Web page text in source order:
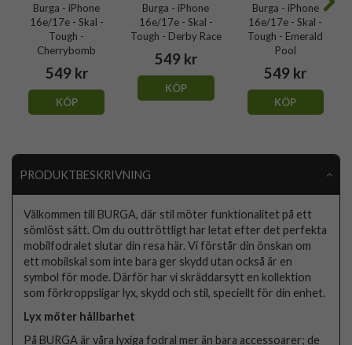
Burga - iPhone
16e/17e - Skal -
Tough -
Cherrybomb
549 kr
KÖP
Burga - iPhone
16e/17e - Skal -
Tough - Derby Race
549 kr
KÖP
Burga - iPhone
16e/17e - Skal -
Tough - Emerald
Pool
549 kr
KÖP
PRODUKTBESKRIVNING
Välkommen till BURGA, där stil möter funktionalitet på ett
sömlöst sätt. Om du outtröttligt har letat efter det perfekta
mobilfodralet slutar din resa här. Vi förstår din önskan om
ett mobilskal som inte bara ger skydd utan också är en
symbol för mode. Därför har vi skräddarsytt en kollektion
som förkroppsligar lyx, skydd och stil, speciellt för din enhet.
Lyx möter hållbarhet
På BURGA är våra lyxiga fodral mer än bara accessoarer; de